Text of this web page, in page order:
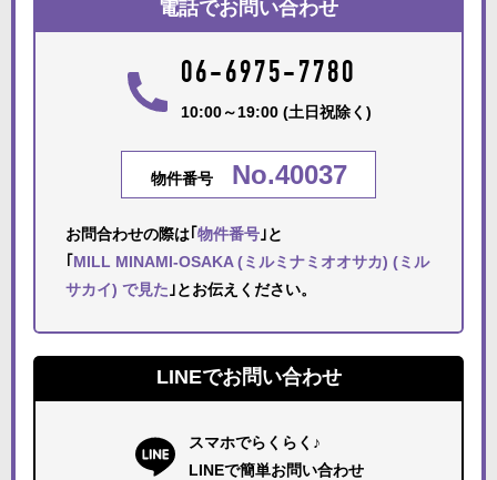
電話でお問い合わせ
06-6975-7780
10:00～19:00 (土日祝除く)
物件番号 No.40037
お問合わせの際は｢ 物件番号 ｣と
MILL MINAMI-OSAKA (ミルミナミオオサカ) (ミル
サカイ) で見た ｣とお伝えください。
LINEでお問い合わせ
スマホでらくらく♪
LINEで簡単お問い合わせ